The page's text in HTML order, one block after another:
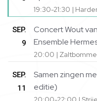
19:30-21:30 |
SEP.
9
Concert Wout
Ensemble
20:00 |
SEP.
11
Samen zingen
editie)